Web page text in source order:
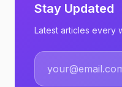
Stay Updated
Latest articles every